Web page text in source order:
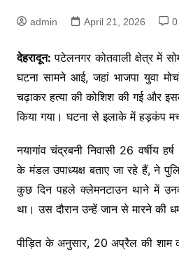
admin April 21, 2026 0
देहरादून: पटेलनगर कोतवाली क्षेत्र में
घटना सामने आई, जहां भाजपा युवा
चढ़ाकर हत्या की कोशिश की गई और
किया गया। घटना से इलाके में हड़कंप
नयागांव चंद्रबनी निवासी 26 वर्षीय हर्ष
के मंडल उपाध्यक्ष बताए जा रहे हैं, ने
कुछ दिन पहले क्लेमनटाउन थाने में
था। उस दौरान उन्हें जान से मारने की
पीड़ित के अनुसार, 20 अप्रैल की